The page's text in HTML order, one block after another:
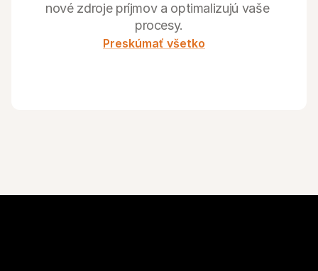
nové zdroje príjmov a optimalizujú vaše
procesy.
Preskúmať všetko